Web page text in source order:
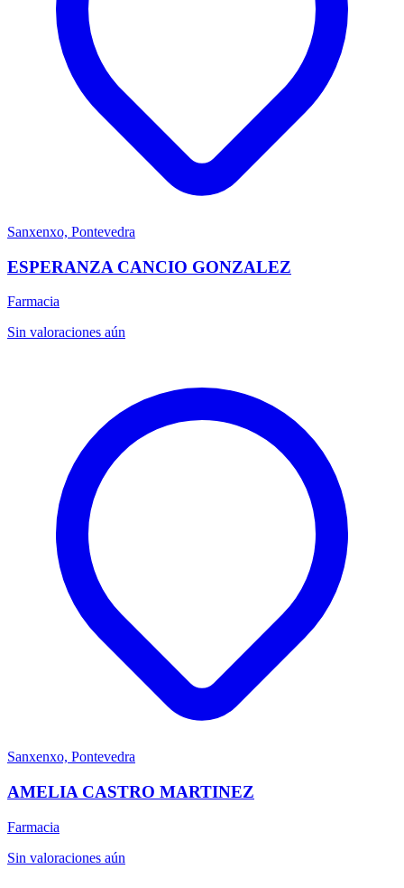
Sanxenxo, Pontevedra
ESPERANZA CANCIO GONZALEZ
Farmacia
Sin valoraciones aún
Sanxenxo, Pontevedra
AMELIA CASTRO MARTINEZ
Farmacia
Sin valoraciones aún